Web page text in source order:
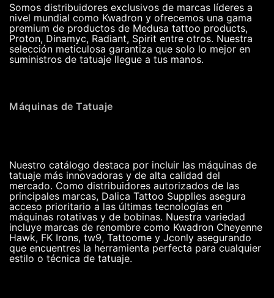
Somos distribuidores exclusivos de marcas líderes a
nivel mundial como Kwadron y ofrecemos una gama
premium de productos de Medusa tattoo products,
Proton, Dinamyc, Radiant, Spirit entre otros. Nuestra
selección meticulosa garantiza que solo lo mejor en
suministros de tatuaje llegue a tus manos.
Máquinas de Tatuaje
Nuestro catálogo destaca por incluir las máquinas de
tatuaje más innovadoras y de alta calidad del
mercado. Como distribuidores autorizados de las
principales marcas, Dalica Tattoo Supplies asegura
acceso prioritario a las últimas tecnologías en
máquinas rotativas y de bobinas. Nuestra variedad
incluye marcas de renombre como Kwadron Cheyenne
Hawk, FK Irons, tw9, Tattoome y Jconly asegurando
que encuentres la herramienta perfecta para cualquier
estilo o técnica de tatuaje.